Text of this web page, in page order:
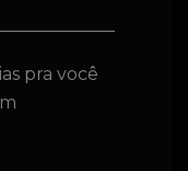
pra você